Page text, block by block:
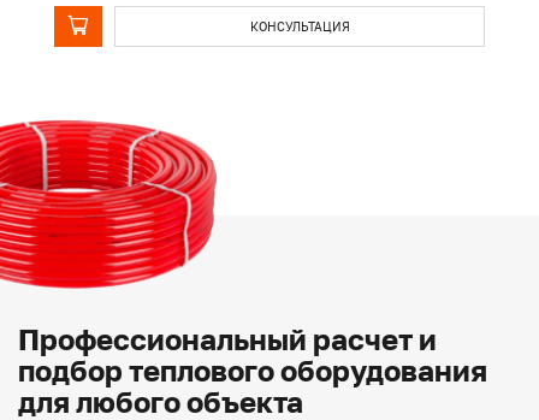
КОНСУЛЬТАЦИЯ
Профессиональный расчет и
подбор теплового оборудования
для любого объекта